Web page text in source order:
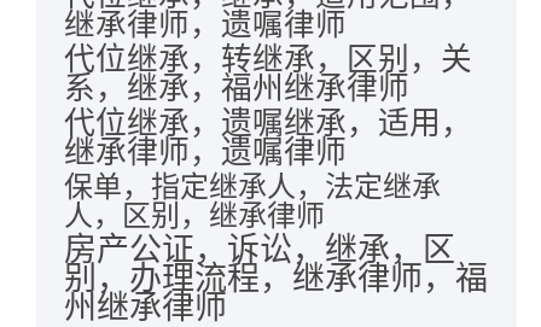
继承律师，遗嘱律师
代位继承，转继承，区别，关
系，继承，福州继承律师
代位继承，遗嘱继承，适用，
继承律师，遗嘱律师
保单，指定继承人，法定继承
人，区别，继承律师
房产公证，诉讼，继承，区
别，办理流程，继承律师，福
州继承律师